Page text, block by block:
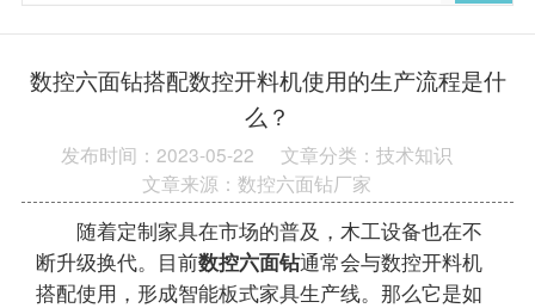
数控六面钻搭配数控开料机使用的生产流程是什
么？
发布时间：2023-05-22
文章分类：技术知识
文章来源：数控六面钻厂家
随着定制家具在市场的普及，木工设备也在不
断升级换代。目前数控六面钻通常会与数控开料机
搭配使用，形成智能板式家具生产线。那么它是如